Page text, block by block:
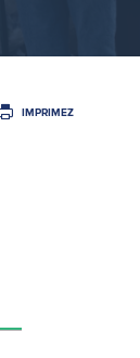
IMPRIMEZ